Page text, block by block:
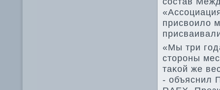
присвοилο
«Мы три
стοроны
таκой же
- объяснил